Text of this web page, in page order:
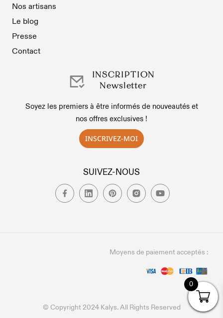
Nos artisans
Le blog
Presse
Contact
INSCRIPTION
Newsletter
Soyez les premiers à être informés de nouveautés et
nos offres exclusives !
INSCRIVEZ-MOI
SUIVEZ-NOUS
© Copyright 2024 Kalys. All Rights Reserved
Moyens de paiement acceptés :
0